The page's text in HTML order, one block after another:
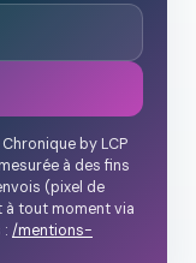
by LCP
à des fins
(pixel de
à tout moment via
: /mentions-